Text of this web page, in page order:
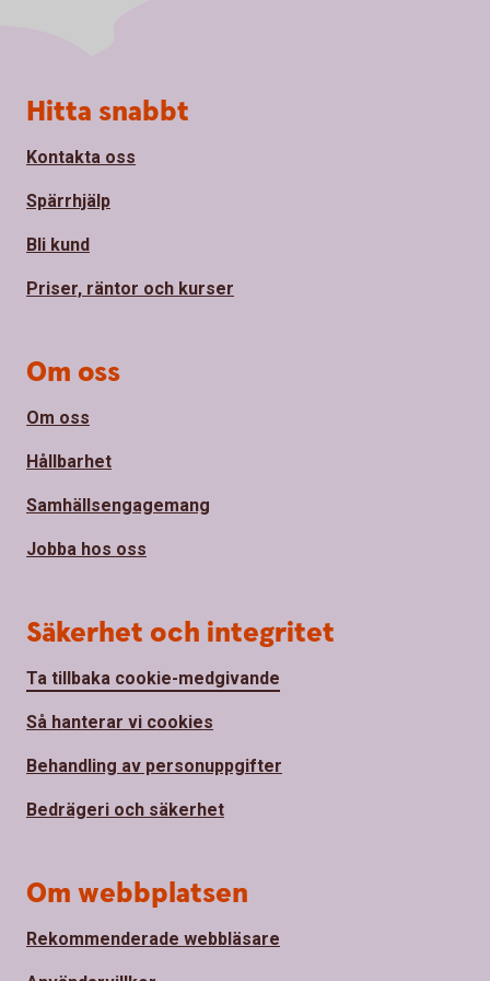
Sidfot
Hitta snabbt
Kontakta oss
Spärrhjälp
Bli kund
Priser, räntor och kurser
Om oss
Om oss
Hållbarhet
Samhällsengagemang
Jobba hos oss
Säkerhet och integritet
Ta tillbaka cookie-medgivande
Så hanterar vi cookies
Behandling av personuppgifter
Bedrägeri och säkerhet
Om webbplatsen
Rekommenderade webbläsare